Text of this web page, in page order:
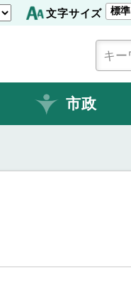
文字サイズ 標準
市政